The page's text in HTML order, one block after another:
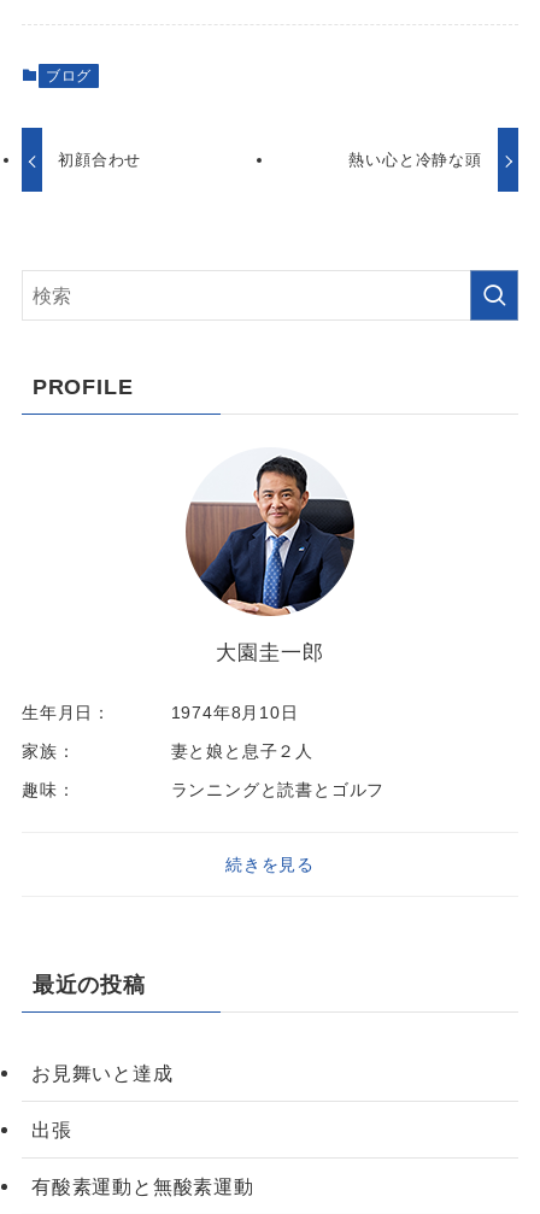
ブログ
初顔合わせ 熱い心と冷静な頭
PROFILE
大園圭一郎
生年月日：
1974年8月10日
家族：
妻と娘と息子２人
趣味：
ランニングと読書とゴルフ
続きを見る
最近の投稿
お見舞いと達成
出張
有酸素運動と無酸素運動